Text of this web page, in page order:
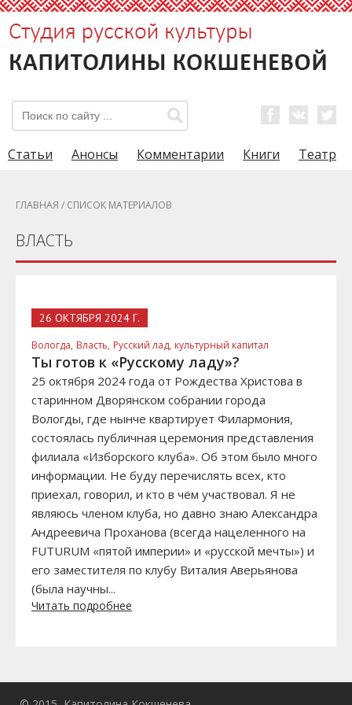
Статьи Анонсы Комментарии Книги Театр
ГЛАВНАЯ / СПИСОК МАТЕРИАЛОВ
ВЛАСТЬ
26 ОКТЯБРЯ 2024 Г.
Вологда, Власть, Русский лад, культурный капитал
Ты готов к «Русскому ладу»?
25 октября 2024 года от Рождества Христова в
старинном Дворянском собрании города
Вологды, где нынче квартирует Филармония,
состоялась публичная церемония представления
филиала «Изборского клуба». Об этом было много
информации. Не буду перечислять всех, кто
приехал, говорил, и кто в чём участвовал. Я не
являюсь членом клуба, но давно знаю Александра
Андреевича Проханова (всегда нацеленного на
FUTURUM «пятой империи» и «русской мечты») и
его заместителя по клубу Виталия Аверьянова
(была научны...
Читать подробнее